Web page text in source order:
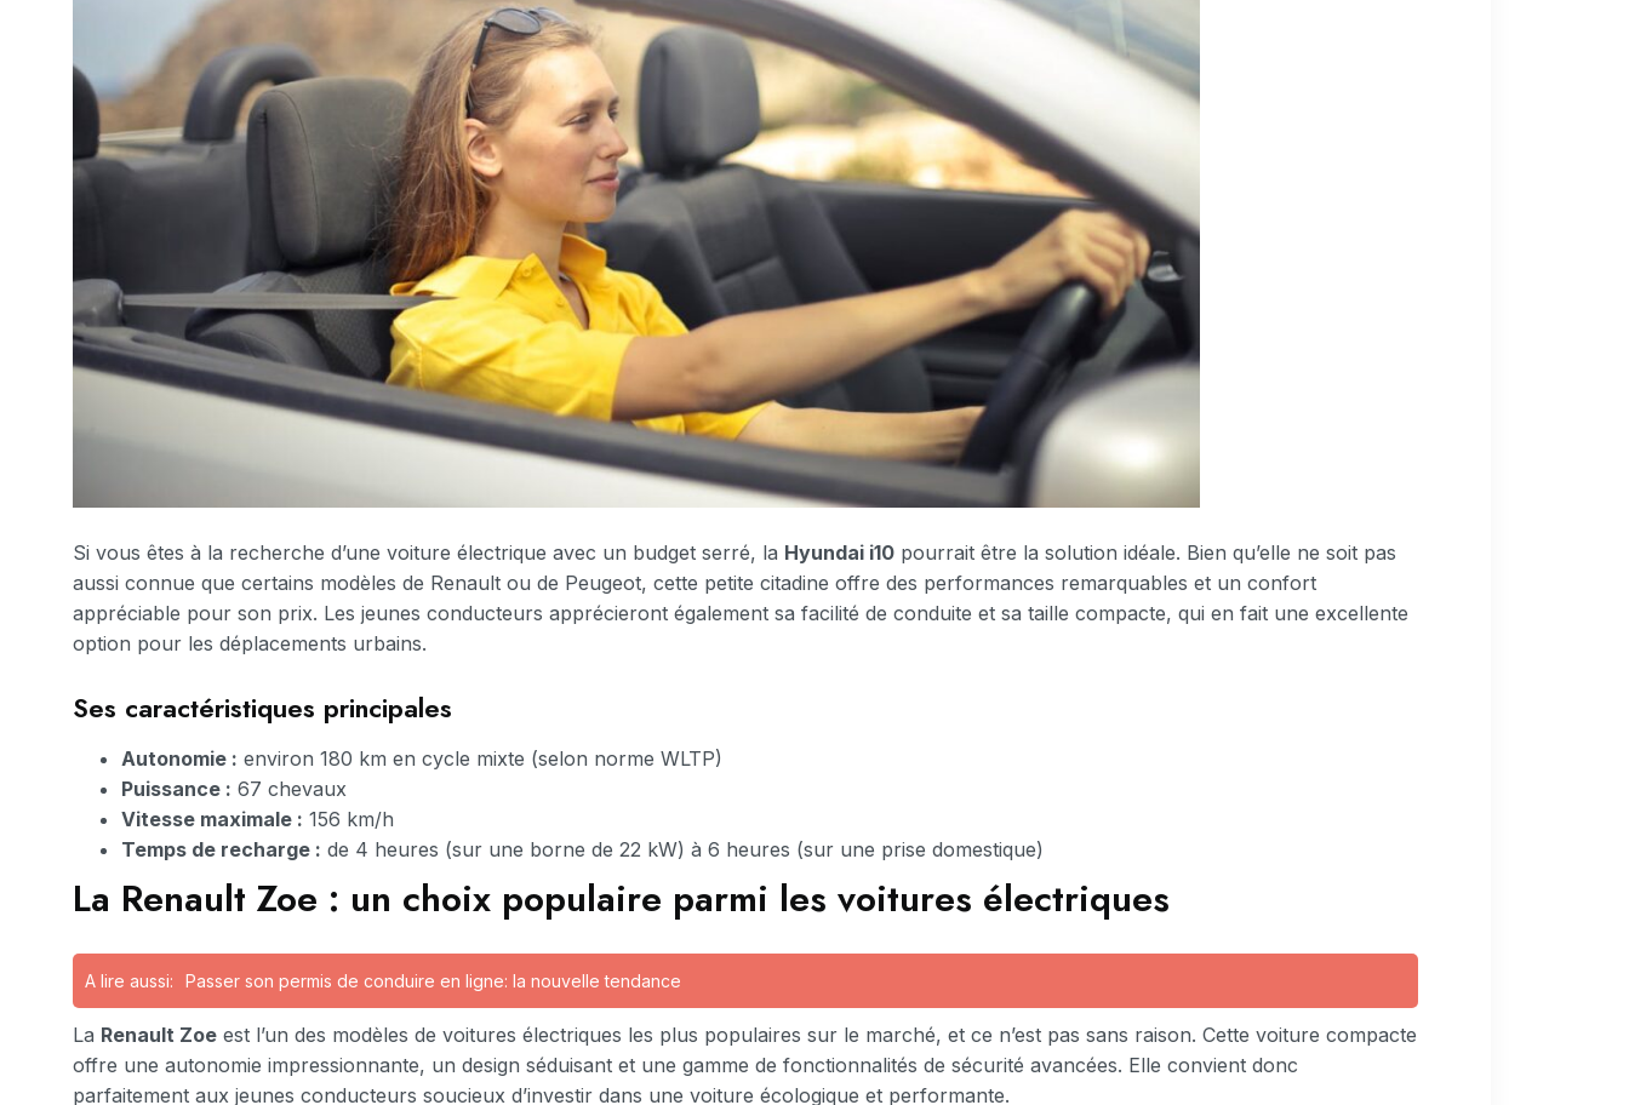
Si vous êtes à la recherche d’une voiture électrique avec un budget serré, la Hyundai i10 pourrait être la solution idéale. Bien qu’elle ne soit pas
aussi connue que certains modèles de Renault ou de Peugeot, cette petite citadine offre des performances remarquables et un confort
appréciable pour son prix. Les jeunes conducteurs apprécieront également sa facilité de conduite et sa taille compacte, qui en fait une excellente
option pour les déplacements urbains.
Ses caractéristiques principales
Autonomie : environ 180 km en cycle mixte (selon norme WLTP)
Puissance : 67 chevaux
Vitesse maximale : 156 km/h
Temps de recharge : de 4 heures (sur une borne de 22 kW) à 6 heures (sur une prise domestique)
La Renault Zoe : un choix populaire parmi les voitures électriques
A lire aussi: Passer son permis de conduire en ligne: la nouvelle tendance
La Renault Zoe est l’un des modèles de voitures électriques les plus populaires sur le marché, et ce n’est pas sans raison. Cette voiture compacte
offre une autonomie impressionnante, un design séduisant et une gamme de fonctionnalités de sécurité avancées. Elle convient donc
parfaitement aux jeunes conducteurs soucieux d’investir dans une voiture écologique et performante.